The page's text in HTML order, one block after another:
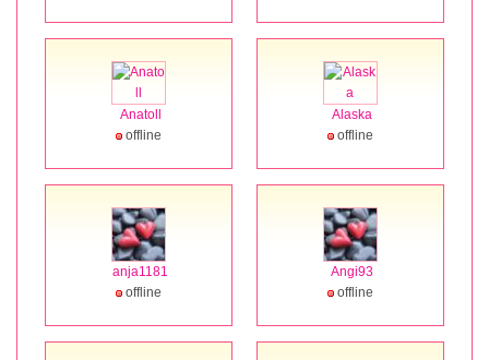
Anatoll
offline
Alaska
offline
anja1181
offline
Angi93
offline